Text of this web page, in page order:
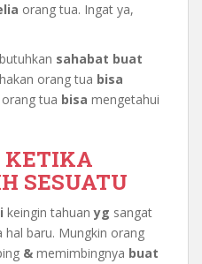
orang tua. Ingat ya,
sahabat buat
orang tua bisa
tua bisa mengetahui
SESUATU
keingin tahuanyg sangat
hal baru. Mungkin orang
& memimbingnya buat